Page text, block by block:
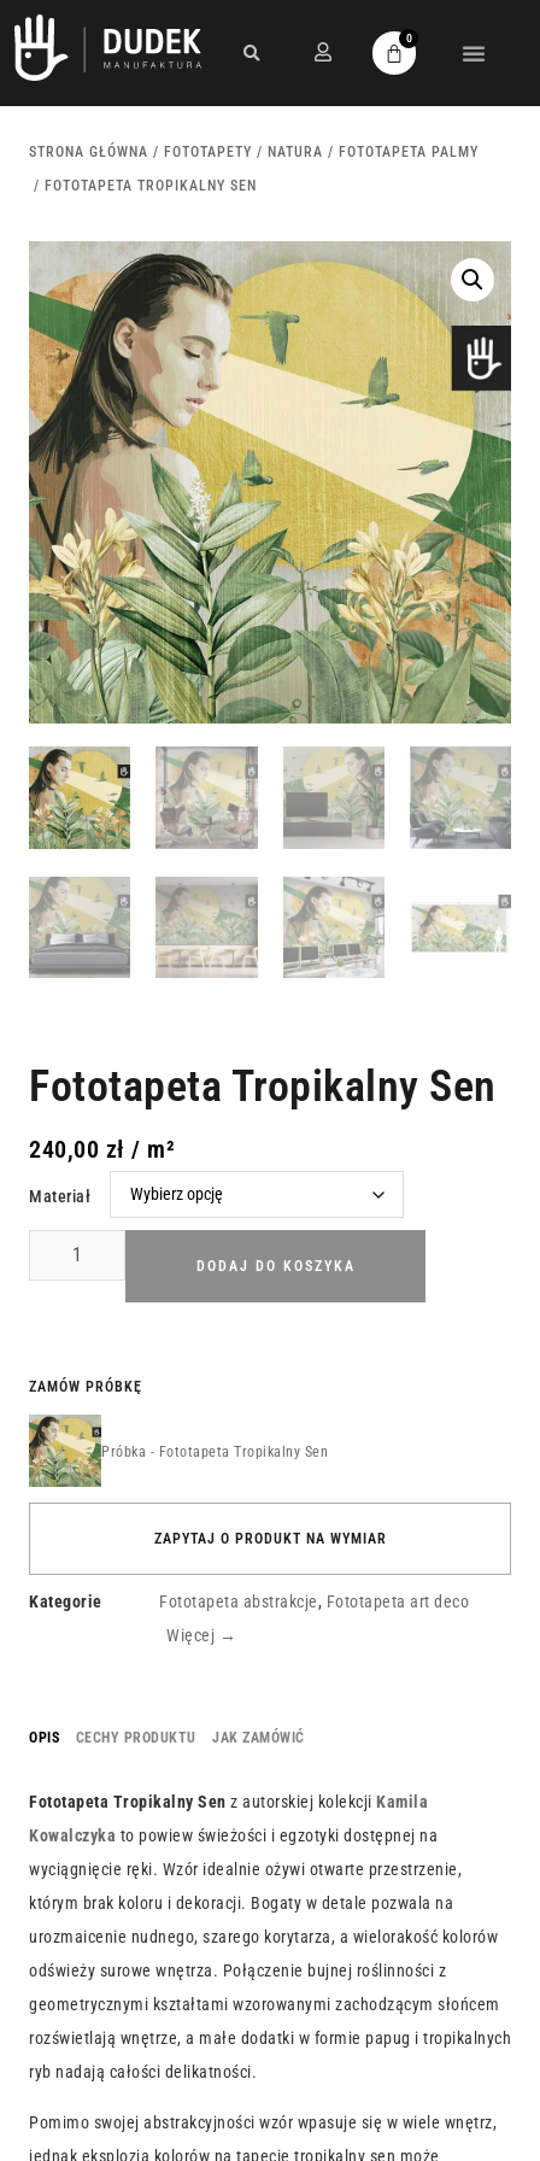
0
OPIS CECHY PRODUKTU JAK ZAMÓWIĆ
Fototapeta Tropikalny Sen z autorskiej kolekcji Kamila
Kowalczyka to powiew świeżości i egzotyki dostępnej na
wyciągnięcie ręki. Wzór idealnie ożywi otwarte przestrzenie,
którym brak koloru i dekoracji. Bogaty w detale pozwala na
urozmaicenie nudnego, szarego korytarza, a wielorakość kolorów
odświeży surowe wnętrza. Połączenie bujnej roślinności z
geometrycznymi kształtami wzorowanymi zachodzącym słońcem
rozświetlają wnętrze, a małe dodatki w formie papug i tropikalnych
ryb nadają całości delikatności.
Pomimo swojej abstrakcyjności wzór wpasuje się w wiele wnętrz,
jednak eksplozja kolorów na tapecie tropikalny sen może
STRONA GŁÓWNA / FOTOTAPETY / NATURA / FOTOTAPETA PALMY
/ FOTOTAPETA TROPIKALNY SEN
Fototapeta Tropikalny Sen
240,00 zł / m²
Materiał
DODAJ DO KOSZYKA
ZAMÓW PRÓBKĘ
Próbka - Fototapeta Tropikalny Sen
ZAPYTAJ O PRODUKT NA WYMIAR
Kategorie Fototapeta abstrakcje, Fototapeta art deco
Więcej →